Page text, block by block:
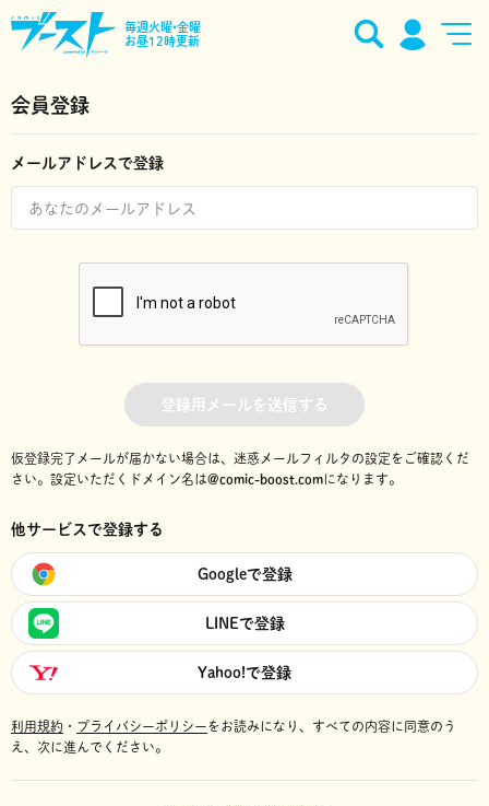
毎週火曜•金曜
お昼12時更新
会員登録
メールアドレスで登録
登録用メールを送信する
仮登録完了メールが届かない場合は、迷惑メールフィルタの設定をご確認くだ
さい。 設定いただくドメイン名は@comic-boost.comになります。
他サービスで登録する
Googleで登録
LINEで登録
Yahoo!で登録
利用規約 ・ プライバシーポリシーをお読みになり、 すべての内容に同意のう
え、次に進んでください。